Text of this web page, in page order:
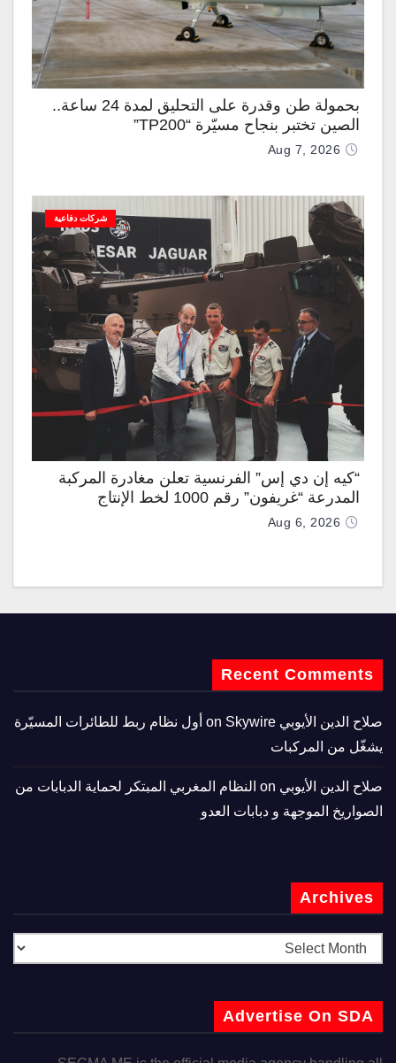
بحمولة طن وقدرة على التحليق لمدة 24 ساعة..
الصين تختبر بنجاح مسيّرة “TP200”
Aug 7, 2026
شركات دفاعية
“كيه إن دي إس” الفرنسية تعلن مغادرة المركبة
المدرعة “غريفون” رقم 1000 لخط الإنتاج
Aug 6, 2026
Recent Comments
صلاح الدين الأيوبي
Skywire أول نظام ربط للطائرات المسيّرة
يشغّل من المركبات
صلاح الدين الأيوبي
النظام المغربي المبتكر لحماية الدبابات من
الصواريخ الموجهة و دبابات العدو
Archives
Advertise On SDA